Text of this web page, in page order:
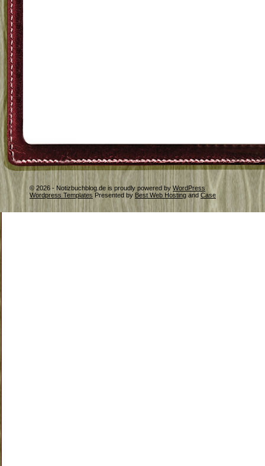
© 2026 - Notizbuchblog.de is proudly powered by WordPress
Wordpress Templates Presented by Best Web Hosting and Case